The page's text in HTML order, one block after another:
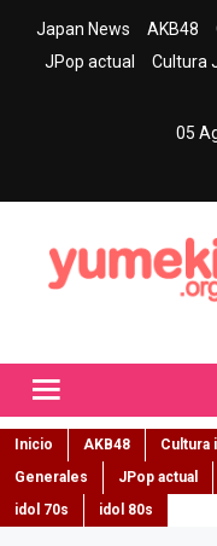
Japan News AKB48
JPop actual
Cultura
05
Inicio AKB48 Cultura
Generales
JPop actual
idol 70s
idol 80s